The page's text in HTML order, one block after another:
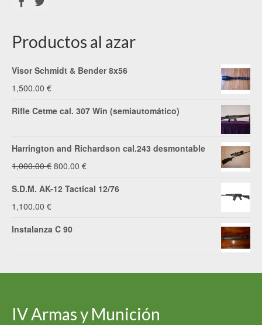
Productos al azar
Visor Schmidt & Bender 8x56
1,500.00 €
Rifle Cetme cal. 307 Win (semiautomático)
Harrington and Richardson cal.243 desmontable
1,000.00€ El
precio
1,000.00 €.
800.00 €El
precio
S.D.M. AK-12 Tactical 12/76
1,100.00 €
Instalanza C 90
IV Armas y Munición